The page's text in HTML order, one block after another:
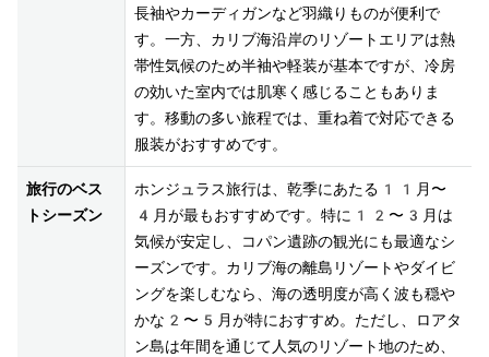
長袖やカーディガンなど羽織りものが便利で
す。一方、カリブ海沿岸のリゾートエリアは熱
帯性気候のため半袖や軽装が基本ですが、冷房
の効いた室内では肌寒く感じることもありま
す。移動の多い旅程では、重ね着で対応できる
服装がおすすめです。
旅行のベス
トシーズン
ホンジュラス旅行は、乾季にあたる11月〜
4月が最もおすすめです。特に12〜3月は
気候が安定し、コパン遺跡の観光にも最適なシ
ーズンです。カリブ海の離島リゾートやダイビ
ングを楽しむなら、海の透明度が高く波も穏や
かな2〜5月が特におすすめ。ただし、ロアタ
ン島は年間を通じて人気のリゾート地のため、